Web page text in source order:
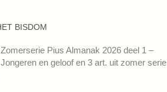
BISDOM
Zomerserie Pius Almanak 2026 deel 1 –
Jongeren en geloof en 3 art. uit zomer serie